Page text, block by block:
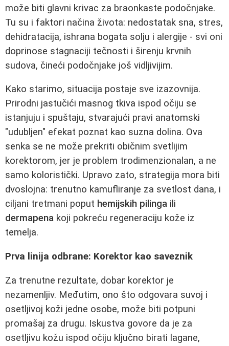
može biti glavni krivac za braonkaste podočnjake.
Tu su i faktori načina života: nedostatak sna, stres,
dehidratacija, ishrana bogata solju i alergije - svi oni
doprinose stagnaciji tečnosti i širenju krvnih
sudova, čineći podočnjake još vidljivijim.
Kako starimo, situacija postaje sve izazovnija.
Prirodni jastučići masnog tkiva ispod očiju se
istanjuju i spuštaju, stvarajući pravi anatomski
"udubljen" efekat poznat kao suzna dolina. Ova
senka se ne može prekriti običnim svetlijim
korektorom, jer je problem trodimenzionalan, a ne
samo koloristički. Upravo zato, strategija mora biti
dvoslojna: trenutno kamufliranje za svetlost dana, i
ciljani tretmani poput hemijskih pilinga ili
dermapena koji pokreću regeneraciju kože iz
temelja.
Prva linija odbrane: Korektor kao saveznik
Za trenutne rezultate, dobar korektor je
nezamenljiv. Međutim, ono što odgovara suvoj i
osetljivoj koži jedne osobe, može biti potpuni
promašaj za drugu. Iskustva govore da je za
osetljivu kožu ispod očiju ključno birati lagane,